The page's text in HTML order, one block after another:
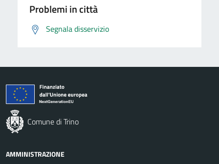
Problemi in città
Segnala disservizio
Comune di Trino
AMMINISTRAZIONE